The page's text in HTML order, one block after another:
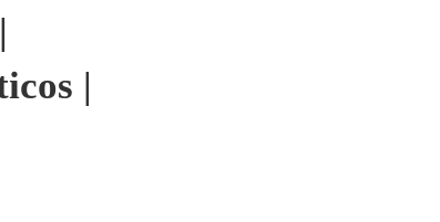
|